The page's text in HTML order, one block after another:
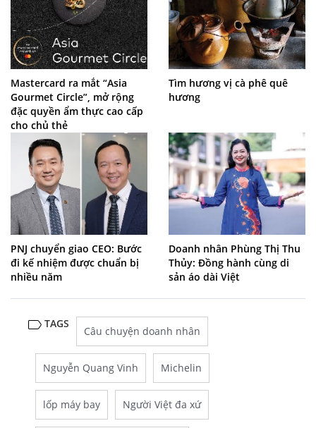
Mastercard ra mắt “Asia
Gourmet Circle”, mở rộng
đặc quyền ẩm thực cao cấp
cho chủ thẻ
Tìm hương vị cà phê quê
hương
PNJ chuyển giao CEO: Bước
đi kế nhiệm được chuẩn bị
nhiều năm
Doanh nhân Phùng Thị Thu
Thủy: Đồng hành cùng di
sản áo dài Việt
TAGS
Câu chuyện doanh nhân
Nguyễn Quang Vinh Michelin
lốp máy bay Người Việt đa xứ